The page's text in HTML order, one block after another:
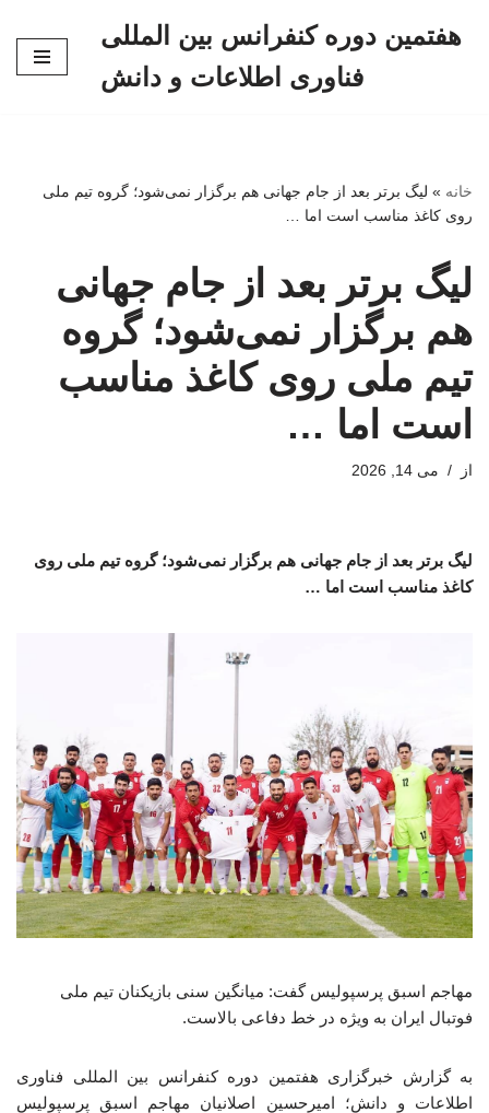
هفتمین دوره کنفرانس بین المللی
فناوری اطلاعات و دانش
خانه » لیگ برتر بعد از جام جهانی هم برگزار نمی‌شود؛ گروه تیم ملی
روی کاغذ مناسب است اما …
لیگ برتر بعد از جام جهانی
هم برگزار نمی‌شود؛ گروه
تیم ملی روی کاغذ مناسب
است اما …
از می 14, 2026
لیگ برتر بعد از جام جهانی هم برگزار نمی‌شود؛ گروه تیم ملی روی
کاغذ مناسب است اما …
مهاجم اسبق پرسپولیس گفت: میانگین سنی بازیکنان تیم ملی
فوتبال ایران به ویژه در خط دفاعی بالاست.
به گزارش خبرگزاری هفتمین دوره کنفرانس بین المللی فناوری
اطلاعات و دانش؛ امیرحسین اصلانیان مهاجم اسبق پرسپولیس